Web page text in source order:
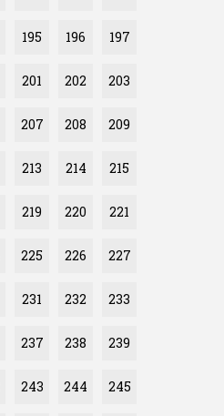
195 196 197
201 202 203
207 208 209
213 214 215
219 220 221
225 226 227
231 232 233
237 238 239
243 244 245